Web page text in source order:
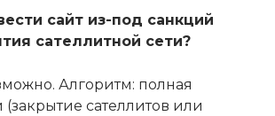
сайт из-под санкций
сателлитной сети?
Алгоритм: полная
(закрытие сателлитов или